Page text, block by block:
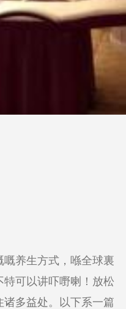
养生方式，喺全球裏
可以讲吓嘢喇！放松
诸多益处。以下系一篇